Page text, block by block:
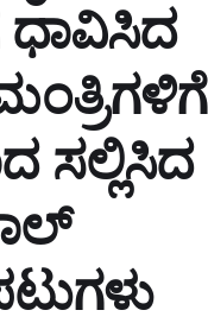
ಸಲ್ಲಿಸಿದ